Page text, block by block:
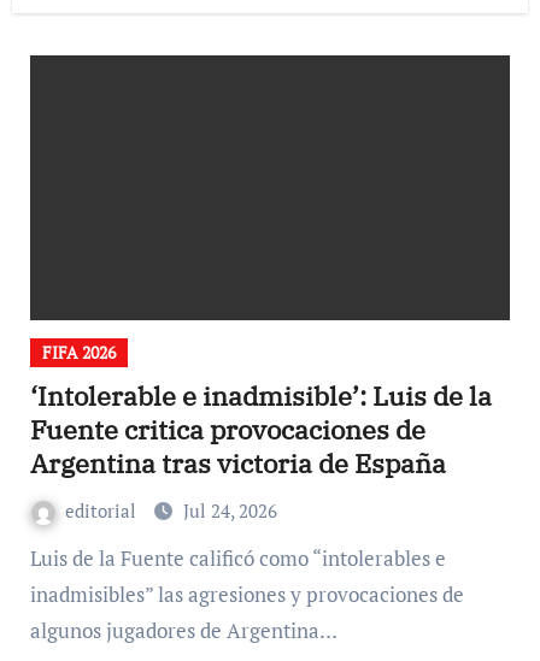
FIFA 2026
‘Intolerable e inadmisible’: Luis de la
Fuente critica provocaciones de
Argentina tras victoria de España
editorial Jul 24, 2026
Luis de la Fuente calificó como “intolerables e
inadmisibles” las agresiones y provocaciones de
algunos jugadores de Argentina…